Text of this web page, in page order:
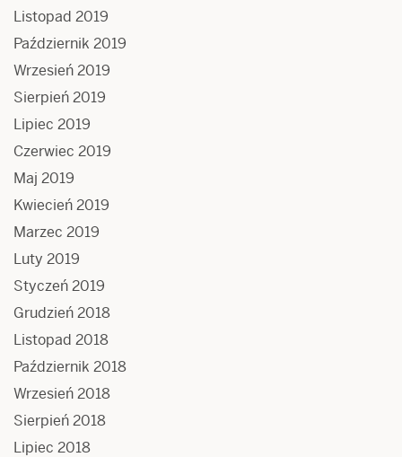
Listopad 2019
Październik 2019
Wrzesień 2019
Sierpień 2019
Lipiec 2019
Czerwiec 2019
Maj 2019
Kwiecień 2019
Marzec 2019
Luty 2019
Styczeń 2019
Grudzień 2018
Listopad 2018
Październik 2018
Wrzesień 2018
Sierpień 2018
Lipiec 2018